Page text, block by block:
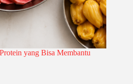
yang Bisa Membantu